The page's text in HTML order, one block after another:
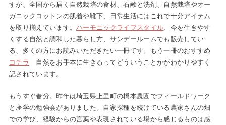
すが、全国から届く自然栽培の食材、石鹸と洗剤、自然栽培やオー
ガニックコットンの肌着や靴下、日常生活にはこれで十分アイテム
を取り揃えています。ハーモニックライフスタイル、今を生きやす
くする自然と調和した暮らし方、サンデールームでも販売してい
る、多くの方にお読みいただきたい一冊です。もう一冊のおすすめ
コチラ
自然をお手本に生きるってどういうことかがわかりやすく
記されています。
もうすぐ春分。昨年は埼玉県上里町の橋本農園でフィールドワーク
と座学の勉強会がありました。自家採種を続けている農家さんの畑
での学び、経験からの言葉や表現されている場から感じるものは感